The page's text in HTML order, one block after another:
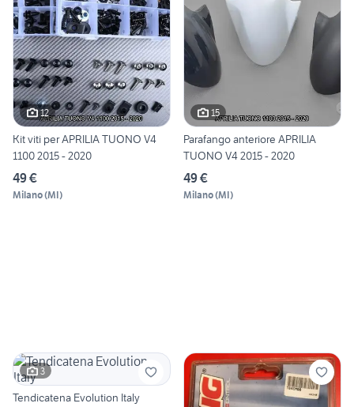
12
Kit viti per APRILIA TUONO V4
1100 2015 - 2020
49 €
Milano(MI)
15
Parafango anteriore APRILIA
TUONO V4 2015 - 2020
49 €
Milano(MI)
3
Tendicatena Evolution Italy